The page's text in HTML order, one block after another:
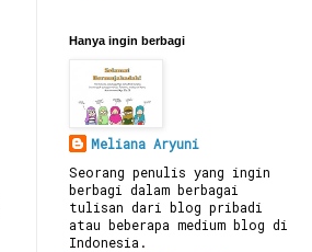
Hanya ingin berbagi
Meliana Aryuni
Seorang penulis yang ingin
berbagi dalam berbagai
tulisan dari blog pribadi
atau beberapa medium blog di
Indonesia.